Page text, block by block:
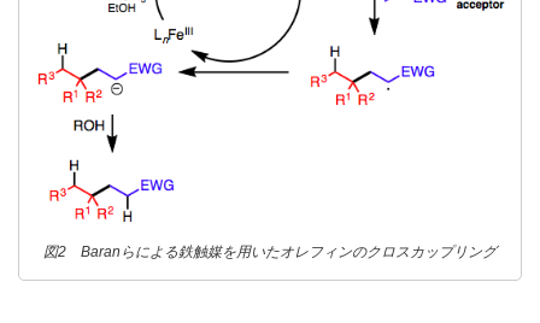
図2 Baranらによる鉄触媒を用いたオレフィンのクロスカップリング